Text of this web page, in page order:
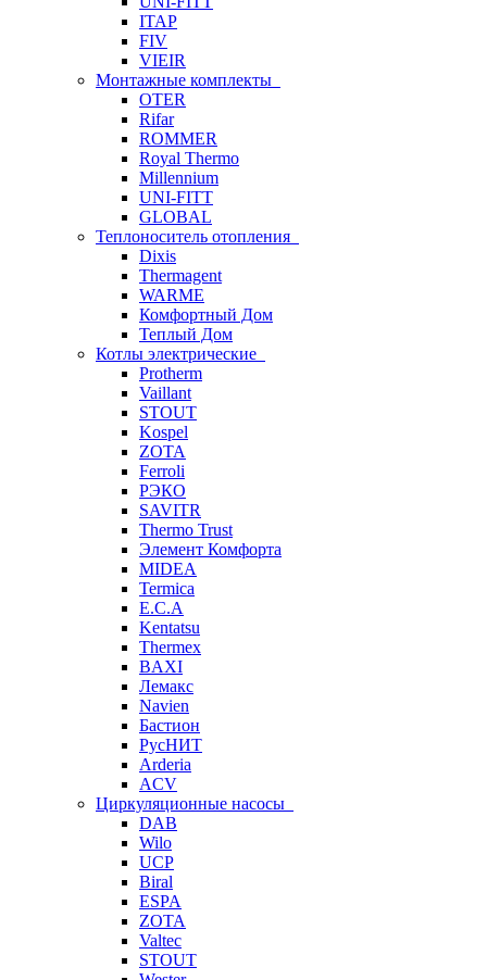
ITAP
FIV
VIEIR
Монтажные комплекты
OTER
Rifar
ROMMER
Royal Thermo
Millennium
UNI-FITT
GLOBAL
Теплоноситель отопления
Dixis
Thermagent
WARME
Комфортный Дом
Теплый Дом
Котлы электрические
Protherm
Vaillant
STOUT
Kospel
ZOTA
Ferroli
РЭКО
SAVITR
Thermo Trust
Элемент Комфорта
MIDEA
Termica
E.C.A
Kentatsu
Thermex
BAXI
Лемакс
Navien
Бастион
РусНИТ
Arderia
ACV
Циркуляционные насосы
DAB
Wilo
UCP
Biral
ESPA
ZOTA
Valtec
STOUT